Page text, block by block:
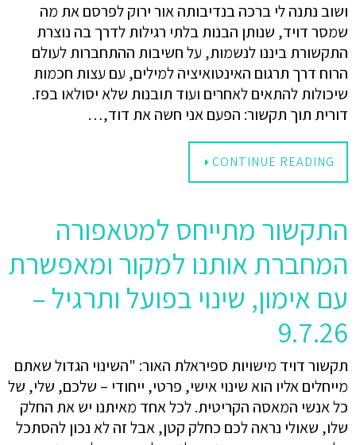
ושוב נתנה לי ברכה בנדיבותה אור ירוק לפרסם את מה
שמסר דויד, שנותן הבנות בלתי רגילות לדרך בה נוצרת
התקשורת ביננו לנשמות, על חשיבות ההתחברות לעולם
הרוח דרך תרגום האינטואיציה למילים, עם עצות חכמות
שיכולות להתאים לאחרים ועוד תובנות שלא יסולאו בפז.
דורית תוך תקשור: הפעם אני חשה את דוד,…
CONTINUE READING
התקשור מתייחס למטאפורה
המחברת אותנו למקור ומאפשרת
עם אימון, שינוי בפועל ותרגיל –
9.7.26
תקשור דויד מישויות ספיראלת האור: "השינוי הגדול שאתם
מייחלים אליו הוא שינוי אישי, פרטי, ייחודי – שלכם, שלי, של
כל אנשי המאסה הקריטית. לכל אחד מאיתנו יש את החלק
שלו, שאולי נראה לכם כחלק קטן, אבל זה לא נכון להסתכל